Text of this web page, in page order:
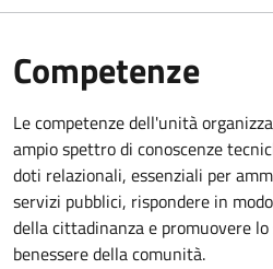
Competenze
Le competenze dell'unità
ampio spettro di conoscenze
doti relazionali, essenziali per
servizi pubblici, rispondere in
della cittadinanza e promuovere
benessere della comunità.